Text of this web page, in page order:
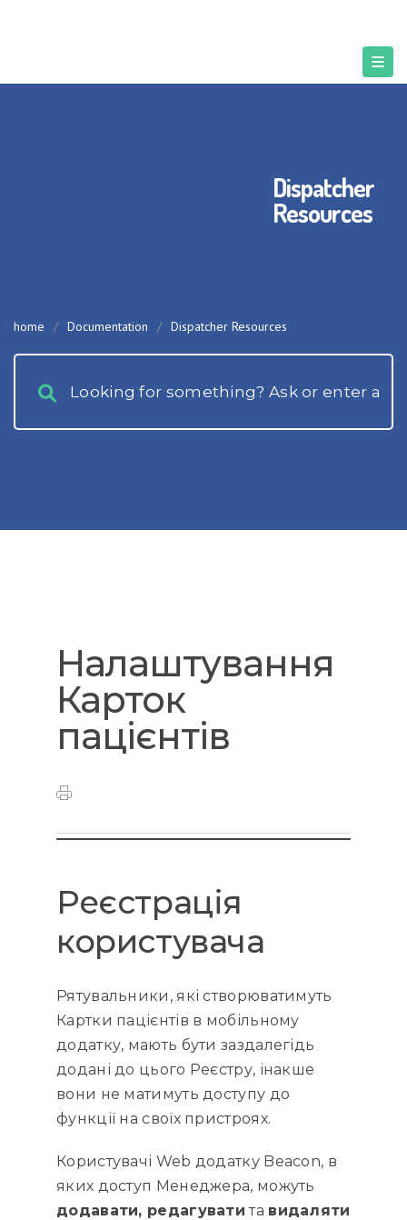
Dispatcher
Resources
home / Documentation / Dispatcher Resources
Налаштування
Карток
пацієнтів
Реєстрація
користувача
Рятувальники, які створюватимуть
Картки пацієнтів в мобільному
додатку, мають бути заздалегідь
додані до цього Реєстру, інакше
вони не матимуть доступу до
функції на своїх пристроях.
Користувачі Web додатку Beacon, в
яких доступ Менеджера, можуть
додавати, редагувати та видаляти